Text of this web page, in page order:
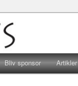
er velkomne…
Bliv sponsor Artikler